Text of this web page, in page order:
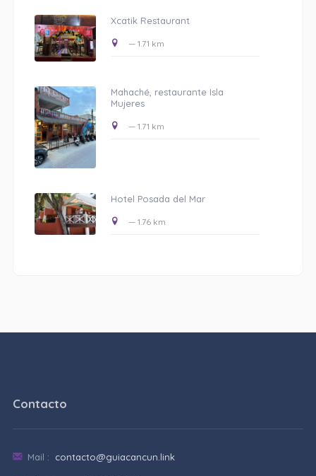
Xcatik Restaurant
— 1.71 km
Mahaché, restaurante Isla
Mujeres
— 1.71 km
Hotel Posada del Mar
— 1.76 km
Contacto
Mail : contacto@guiacancun.link